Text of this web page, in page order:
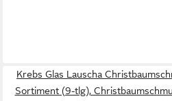
Krebs Glas Lauscha
Sortiment (9-tlg),